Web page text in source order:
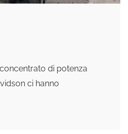
di potenza
ci hanno